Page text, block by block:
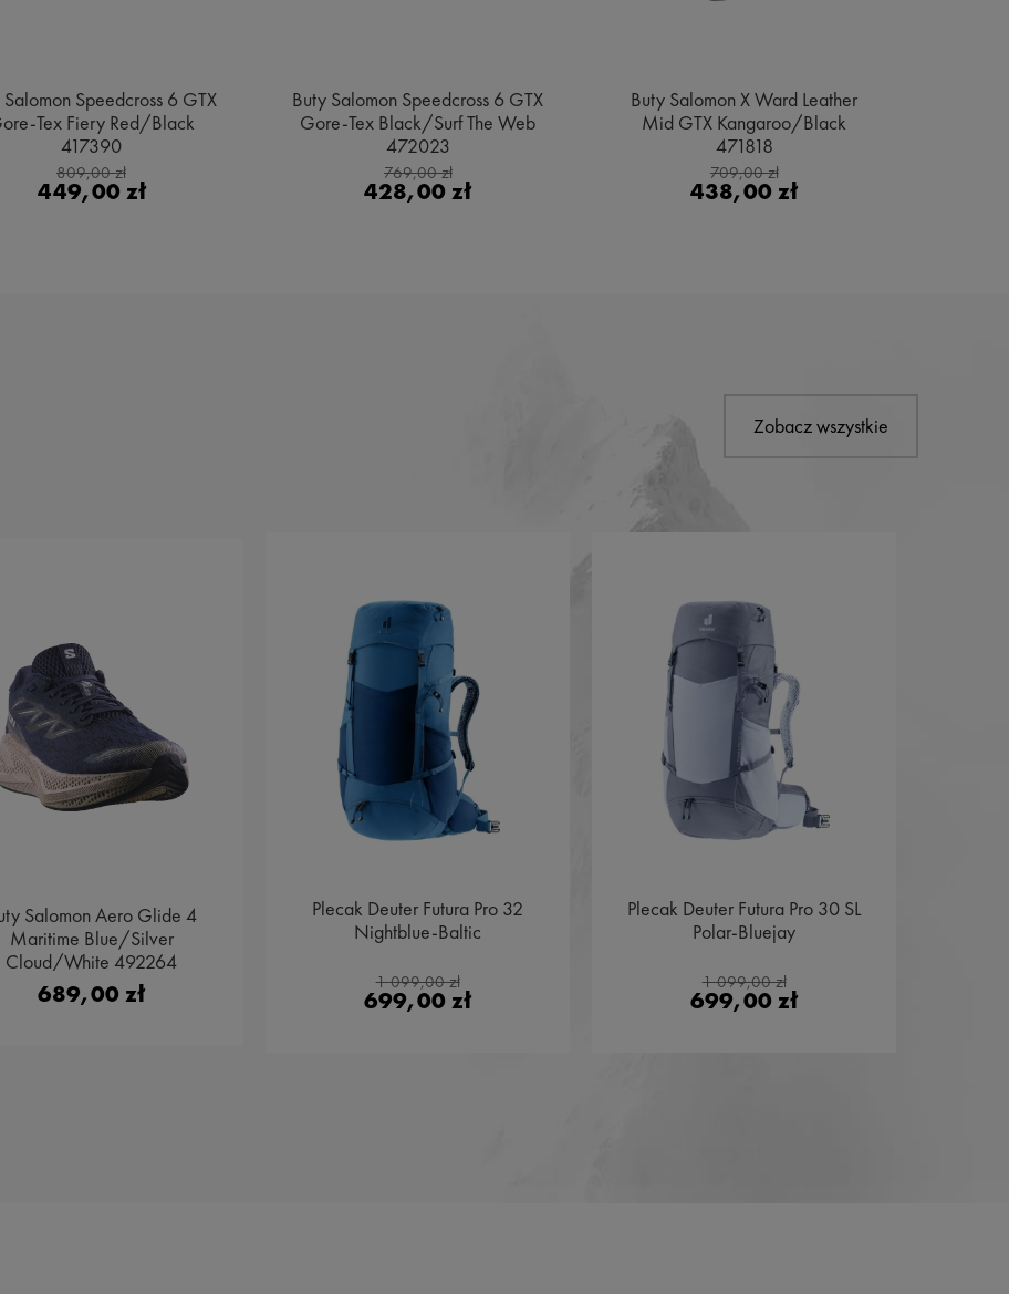
Speedcross 6 GTX
Tex Fiery Red/Black
417390
809,00 zł
449,00 zł
Buty Salomon Speedcross 6 GTX
Gore-Tex Black/Surf The Web
472023
769,00 zł
428,00 zł
Buty Salomon X Ward Leather
Mid GTX Kangaroo/Black
471818
709,00 zł
438,00 zł
Zobacz wszystkie
Salomon Aero Glide 4
Maritime Blue/Silver
Cloud/White 492264
689,00 zł
Plecak Deuter Futura Pro 32
Nightblue-Baltic
1 099,00 zł
699,00 zł
Plecak Deuter Futura Pro 30 SL
Polar-Bluejay
1 099,00 zł
699,00 zł